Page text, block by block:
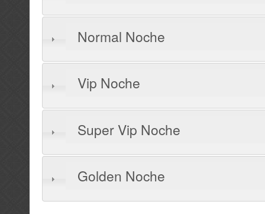
Normal Noche
Vip Noche
Super Vip Noche
Golden Noche